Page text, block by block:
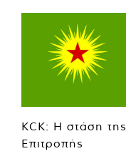
KCK: Η στάση της
Επιτροπής